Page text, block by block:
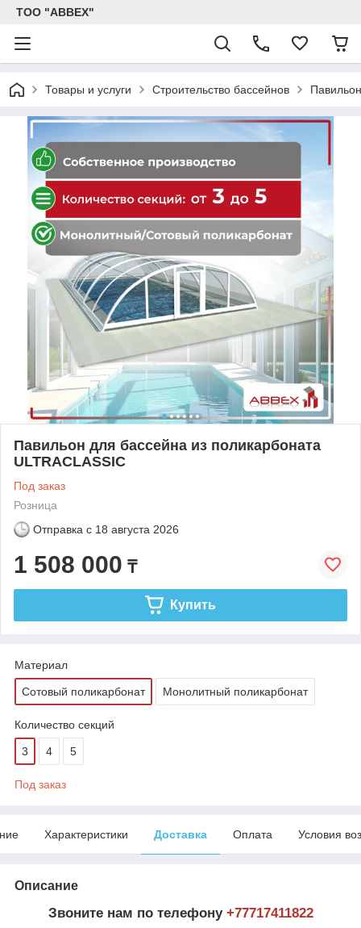
ТОО "ABBEX"
Товары и услуги Строительство бассейнов
Павильон для бассейна из поликарбоната
ULTRACLASSIC
Под заказ
Розница
Отправка с 18 августа 2026
1 508 000 ₸
Купить
Материал
Сотовый поликарбонат Монолитный поликарбонат
Количество секций
3 4 5
Под заказ
Характеристики Доставка Оплата Условия
Описание
Звоните нам по телефону +77717411822